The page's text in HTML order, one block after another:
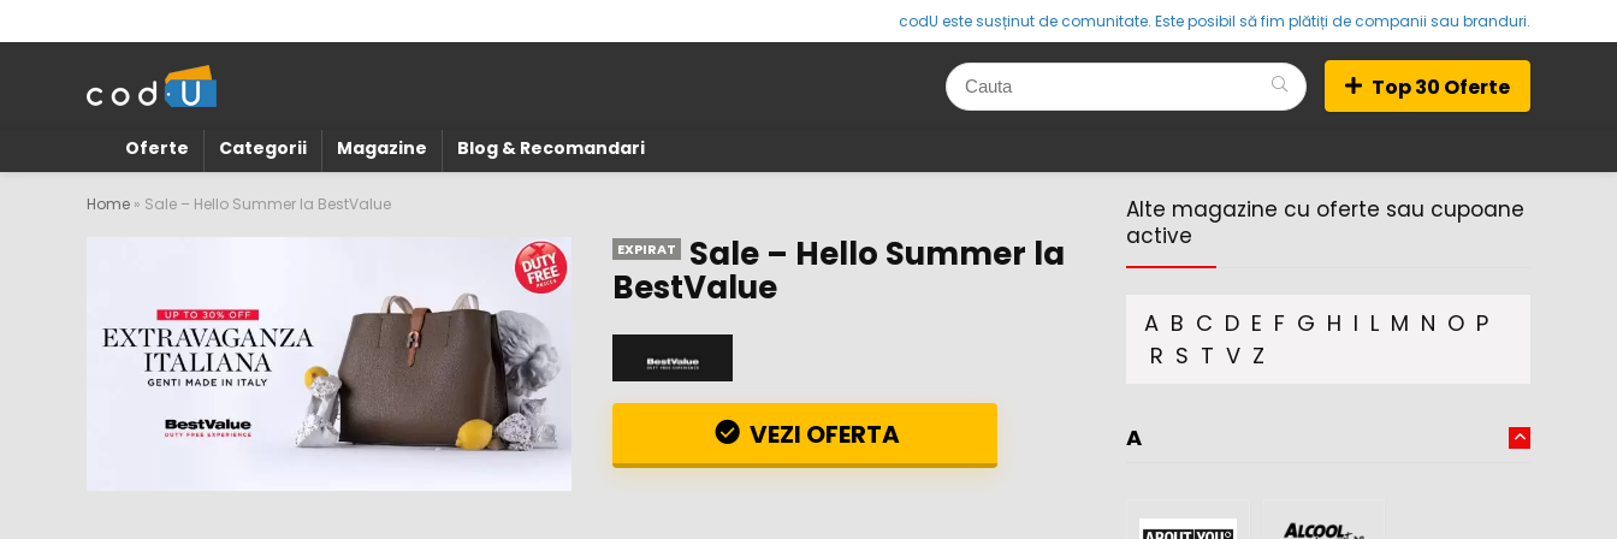
codU este susținut de comunitate. Este posibil să fim plătiți de companii sau branduri.
Top 30 Oferte
Oferte Categorii Magazine Blog & Recomandari
Home » Sale – Hello Summer la BestValue
EXPIRAT Sale – Hello Summer la
BestValue
VEZI OFERTA
Alte magazine cu oferte sau cupoane
active
A B C D E F G H I L M N O P
R S T V Z
A